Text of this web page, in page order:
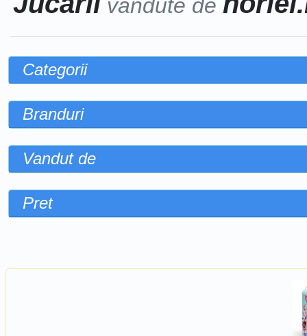
vandute de
Categorii
Branduri
Vandut de
Pret